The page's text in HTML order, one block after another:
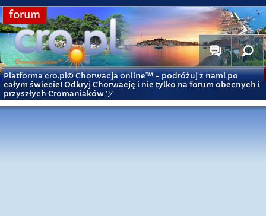
forum
Platforma cro.pl© Chorwacja online™ - podróżuj z nami po
całym świecie! Odkryj Chorwację i nie tylko na forum obecnych i
przyszłych Cromaniaków ツ